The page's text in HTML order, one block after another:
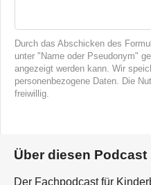
Durch das Abschicken des
unter "Name oder Pseudonym"
angezeigt werden kann. Wir
personenbezogene Daten. Die
freiwillig.
Über diesen Podcast
Der Fachpodcast für